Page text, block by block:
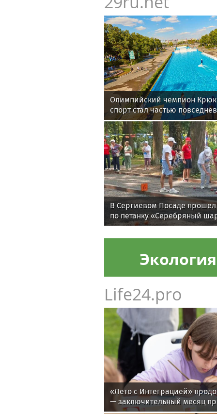
Олимпийский чемпион
спорт стал частью
В Сергиевом Посаде
по петанку «Серебряный
Экология
Life24.pro
«Лето с Интеграцией»
— заключительный месяц